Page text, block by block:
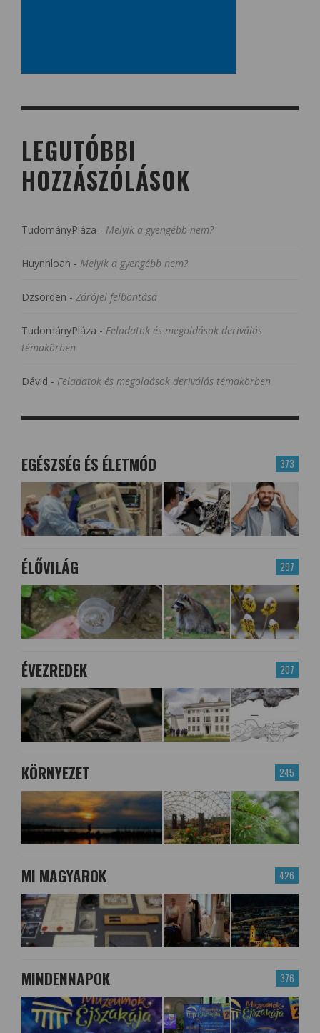
LEGUTÓBBI
HOZZÁSZÓLÁSOK
TudományPláza - Melyik a gyengébb nem?
Huynhloan - Melyik a gyengébb nem?
Dzsorden - Zárójel felbontása
TudományPláza - Feladatok és megoldások deriválás
témakörben
Dávid - Feladatok és megoldások deriválás témakörben
373
EGÉSZSÉG ÉS ÉLETMÓD
297
ÉLŐVILÁG
207
ÉVEZREDEK
245
KÖRNYEZET
426
MI MAGYAROK
376
MINDENNAPOK